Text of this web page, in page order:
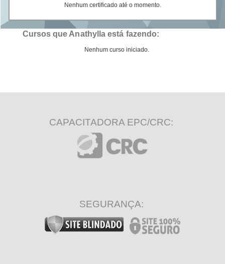
Nenhum certificado até o momento.
Cursos que Anathylla está fazendo:
Nenhum curso iniciado.
CAPACITADORA EPC/CRC:
SEGURANÇA: